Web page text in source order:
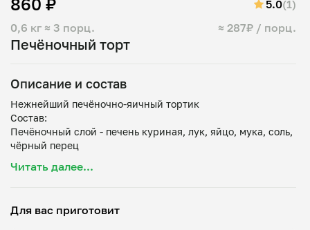
Печёночный торт
0,6 кг ≈ 3 порц. ≈ 287₽ / порц.
5.0(1)
Описание и состав
Нежнейший печёночно-яичный тортик
Состав:
Печёночный слой - печень куриная, лук, яйцо, мука, соль,
чёрный перец
Читать далее...
Для вас приготовит